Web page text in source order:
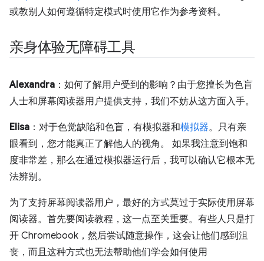
或教别人如何遵循特定模式时使用它作为参考资料。
亲身体验无障碍工具
Alexandra ：如何了解用户受到的影响？由于您擅长为色盲
人士和屏幕阅读器用户提供支持，我们不妨从这方面入手。
Elisa ：对于色觉缺陷和色盲，有模拟器和模拟器。只有亲
眼看到，您才能真正了解他人的视角。 如果我注意到饱和
度非常差，那么在通过模拟器运行后，我可以确认它根本无
法辨别。
为了支持屏幕阅读器用户，最好的方式莫过于实际使用屏幕
阅读器。首先要阅读教程，这一点至关重要。有些人只是打
开 Chromebook，然后尝试随意操作，这会让他们感到沮
丧，而且这种方式也无法帮助他们学会如何使用